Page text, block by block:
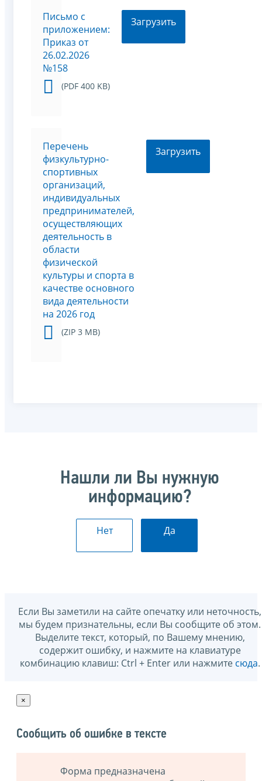
Письмо с
приложением:
Приказ от
26.02.2026
№158
(PDF 400 KB)
Загрузить
Перечень
физкультурно-
спортивных
организаций,
индивидуальных
предпринимателей,
осуществляющих
деятельность в
области
физической
культуры и спорта в
качестве основного
вида деятельности
на 2026 год
(ZIP 3 MB)
Загрузить
Нашли ли Вы нужную
информацию?
Нет Да
Если Вы заметили на сайте опечатку или неточность,
мы будем признательны, если Вы сообщите об этом.
Выделите текст, который, по Вашему мнению,
содержит ошибку, и нажмите на клавиатуре
комбинацию клавиш: Ctrl + Enter или нажмите сюда.
×
Сообщить об ошибке в тексте
Форма предназначена